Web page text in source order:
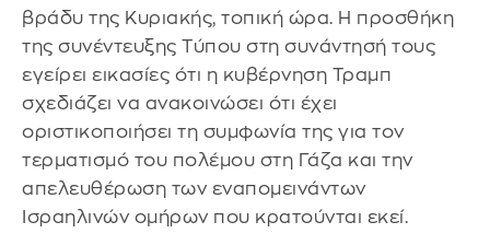
βράδυ της Κυριακής, τοπική ώρα. Η προσθήκη
της συνέντευξης Τύπου στη συνάντησή τους
εγείρει εικασίες ότι η κυβέρνηση Τραμπ
σχεδιάζει να ανακοινώσει ότι έχει
οριστικοποιήσει τη συμφωνία της για τον
τερματισμό του πολέμου στη Γάζα και την
απελευθέρωση των εναπομεινάντων
Ισραηλινών ομήρων που κρατούνται εκεί.